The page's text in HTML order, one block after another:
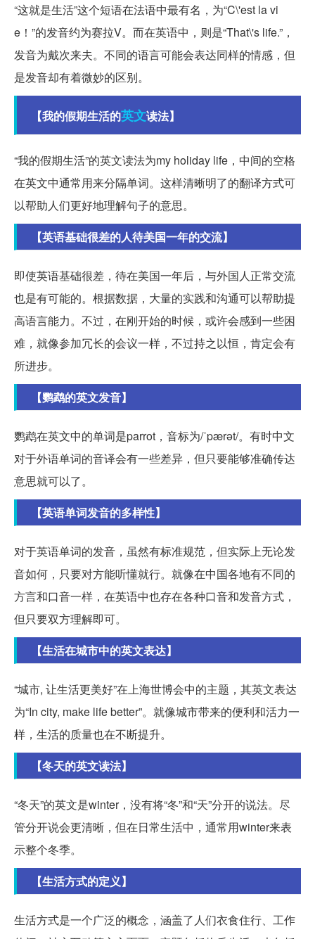
“这就是生活”这个短语在法语中最有名，为“C\'est la vi
e！”的发音约为赛拉V。而在英语中，则是“That\'s life.”，
发音为戴次来夫。不同的语言可能会表达同样的情感，但
是发音却有着微妙的区别。
【我的假期生活的英文读法】
“我的假期生活”的英文读法为my holiday life，中间的空格
在英文中通常用来分隔单词。这样清晰明了的翻译方式可
以帮助人们更好地理解句子的意思。
【英语基础很差的人待美国一年的交流】
即使英语基础很差，待在美国一年后，与外国人正常交流
也是有可能的。根据数据，大量的实践和沟通可以帮助提
高语言能力。不过，在刚开始的时候，或许会感到一些困
难，就像参加冗长的会议一样，不过持之以恒，肯定会有
所进步。
【鹦鹉的英文发音】
鹦鹉在英文中的单词是parrot，音标为/ˈpærət/。有时中文
对于外语单词的音译会有一些差异，但只要能够准确传达
意思就可以了。
【英语单词发音的多样性】
对于英语单词的发音，虽然有标准规范，但实际上无论发
音如何，只要对方能听懂就行。就像在中国各地有不同的
方言和口音一样，在英语中也存在各种口音和发音方式，
但只要双方理解即可。
【生活在城市中的英文表达】
“城市, 让生活更美好”在上海世博会中的主题，其英文表达
为“In city, make life better”。就像城市带来的便利和活力一
样，生活的质量也在不断提升。
【冬天的英文读法】
“冬天”的英文是winter，没有将“冬”和“天”分开的说法。尽
管分开说会更清晰，但在日常生活中，通常用winter来表
示整个冬季。
【生活方式的定义】
生活方式是一个广泛的概念，涵盖了人们衣食住行、工作